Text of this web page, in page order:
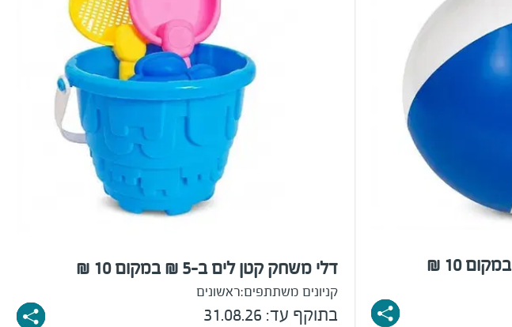
דלי משחק קטן לים ב-5 ₪ במקום 10 ₪
קניונים משתתפים:ראשונים
בתוקף עד: 31.08.26